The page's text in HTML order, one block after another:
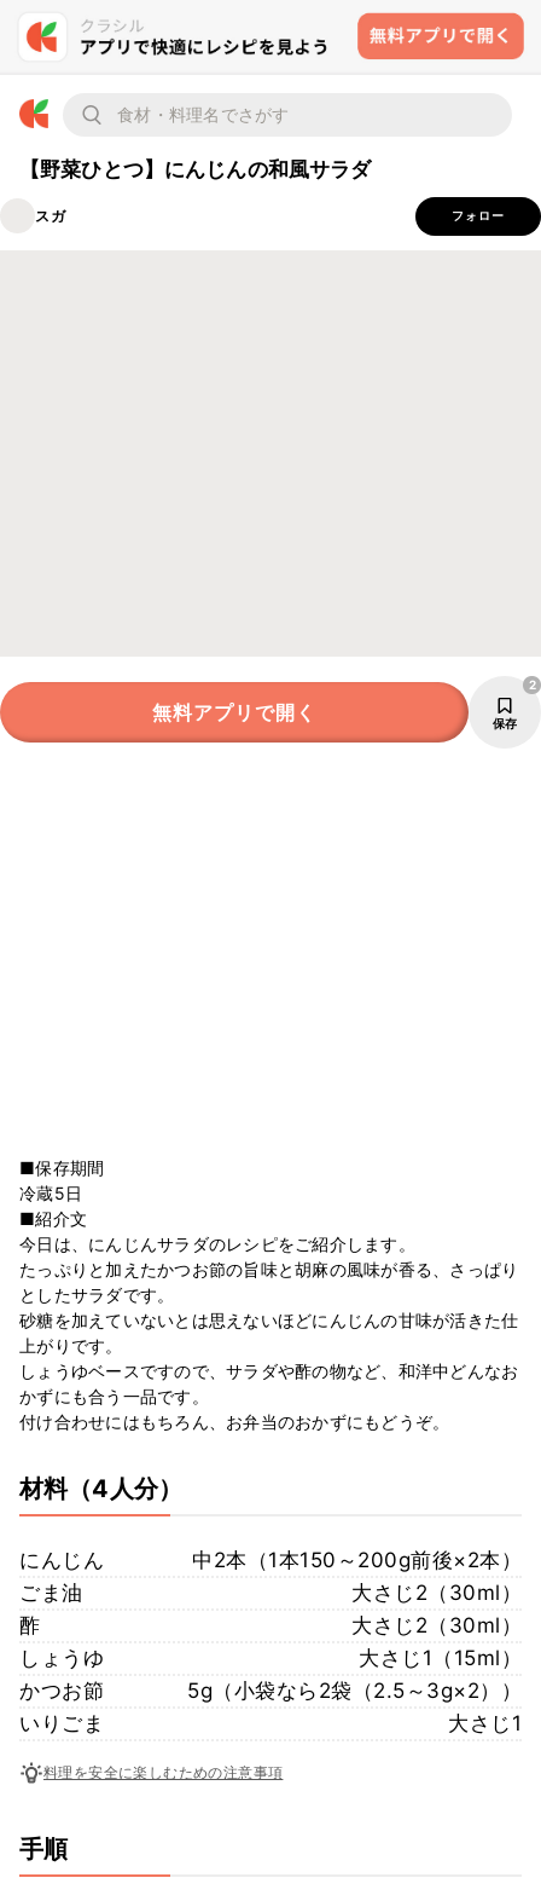
【野菜ひとつ】にんじんの和風サラダ
スガ フォロー
無料アプリで開く 保存
2
■保存期間
冷蔵5日
■紹介文
今日は、にんじんサラダのレシピをご紹介します。
たっぷりと加えたかつお節の旨味と胡麻の風味が香る、さっぱり
としたサラダです。
砂糖を加えていないとは思えないほどにんじんの甘味が活きた仕
上がりです。
しょうゆベースですので、サラダや酢の物など、和洋中どんなお
かずにも合う一品です。
付け合わせにはもちろん、お弁当のおかずにもどうぞ。
材料（4人分）
にんじん
中2本（1本150～200g前後×2本）
ごま油
大さじ2（30ml）
酢
大さじ2（30ml）
しょうゆ
大さじ1（15ml）
かつお節
5g（小袋なら2袋（2.5～3g×2））
いりごま
大さじ1
料理を安全に楽しむための注意事項
手順